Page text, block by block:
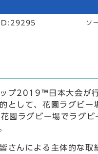
ID:29295 ソ
プ2019™日本大会が
として、花園ラグビ
園ラグビー場でラ
さんによる主体的な